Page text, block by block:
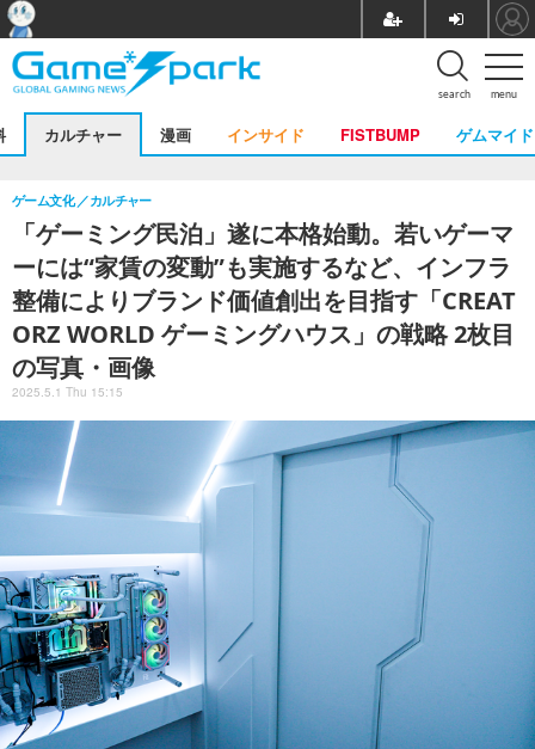
menu
search
カルチャー 漫画 インサイド FISTBUMP ゲムマイド
「ゲーミング民泊」遂に本格始動。若いゲーマ
ーには“家賃の変動”も実施するなど、インフラ
整備によりブランド価値創出を目指す「CREAT
ORZ WORLD ゲーミングハウス」の戦略 2枚目
の写真・画像
ゲーム文化 カルチャー
2025.5.1 Thu 15:15